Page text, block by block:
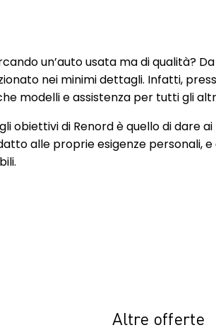
un’auto usata ma di qualità? Da
nei minimi dettagli. Infatti,
modelli e assistenza per tutti gli
obiettivi di Renord è quello di dare
alle proprie esigenze personali,
Altre offerte